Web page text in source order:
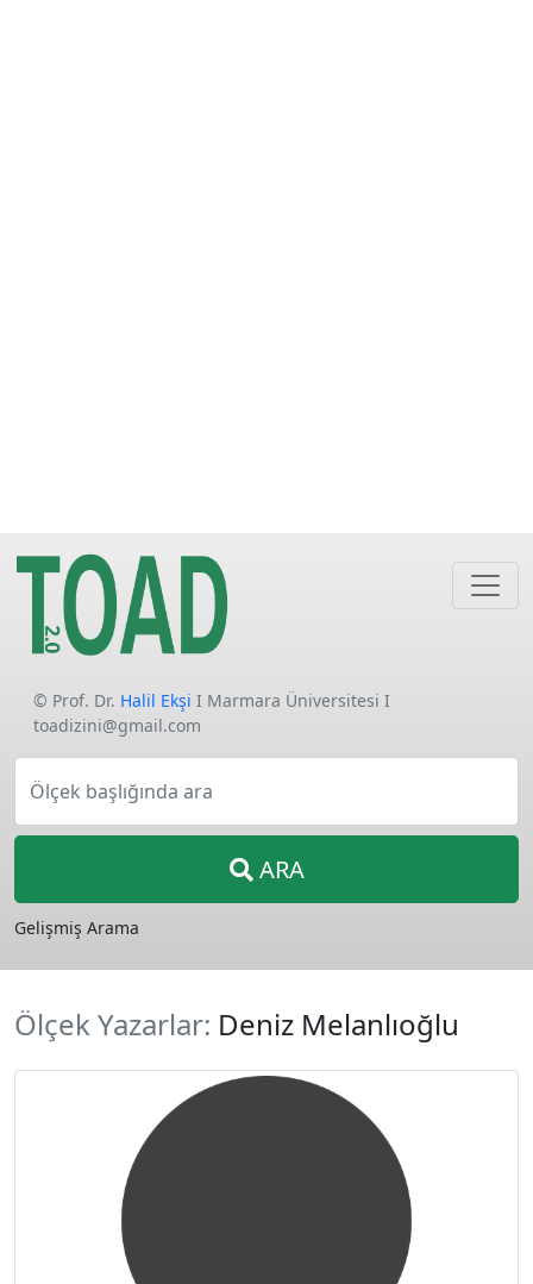
© Prof. Dr. Halil Ekşi I Marmara Üniversitesi I
toadizini@gmail.com
Ölçek başlığında ara
ARA
Gelişmiş Arama
Ölçek Yazarlar: Deniz Melanlıoğlu